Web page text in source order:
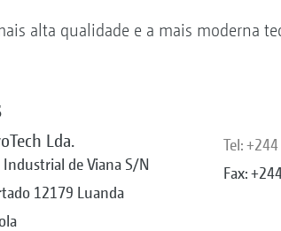
alta qualidade e a mais moderna
Lda.
Industrial de Viana S/N
12179 Luanda
Tel:
Fax: